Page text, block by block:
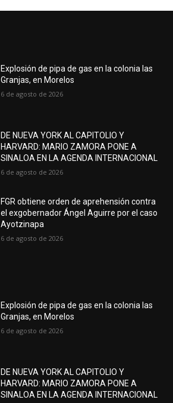
Explosión de pipa de gas en la colonia las
Granjas, en Morelos
6 de agosto de 2026
DE NUEVA YORK AL CAPITOLIO Y
HARVARD: MARIO ZAMORA PONE A
SINALOA EN LA AGENDA INTERNACIONAL
6 de agosto de 2026
FGR obtiene orden de aprehensión contra
el exgobernador Ángel Aguirre por el caso
Ayotzinapa
6 de agosto de 2026
Explosión de pipa de gas en la colonia las
Granjas, en Morelos
6 de agosto de 2026
DE NUEVA YORK AL CAPITOLIO Y
HARVARD: MARIO ZAMORA PONE A
SINALOA EN LA AGENDA INTERNACIONAL